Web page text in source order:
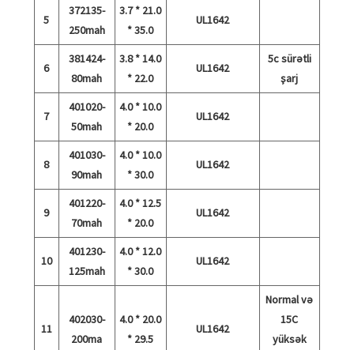
5
372135-
250mah
3.7 * 21.0
* 35.0
UL1642
6
381424-
80mah
3.8 * 14.0
* 22.0
UL1642
5c sürətli
şarj
7
401020-
50mah
4.0 * 10.0
* 20.0
UL1642
8
401030-
90mah
4.0 * 10.0
* 30.0
UL1642
9
401220-
70mah
4.0 * 12.5
* 20.0
UL1642
10
401230-
125mah
4.0 * 12.0
* 30.0
UL1642
11
402030-
200ma
4.0 * 20.0
* 29.5
UL1642
Normal və
15C
yüksək